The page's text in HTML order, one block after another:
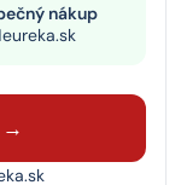
nákup
→